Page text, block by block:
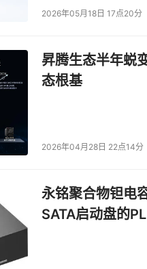
2026年05月18日 17点20分
昇腾生态半年蜕
态根基
2026年04月28日 22点14分
永铭聚合物钽电
SATA启动盘的